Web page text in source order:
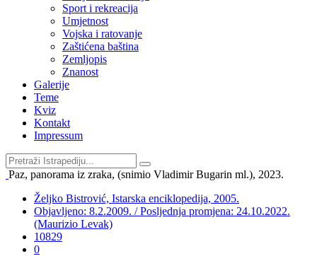
Sport i rekreacija
Umjetnost
Vojska i ratovanje
Zaštićena baština
Zemljopis
Znanost
Galerije
Teme
Kviz
Kontakt
Impressum
Paz, panorama iz zraka, (snimio Vladimir Bugarin ml.), 2023.
Željko Bistrović, Istarska enciklopedija, 2005.
Objavljeno: 8.2.2009. / Posljednja promjena: 24.10.2022.
(Maurizio Levak)
10829
0